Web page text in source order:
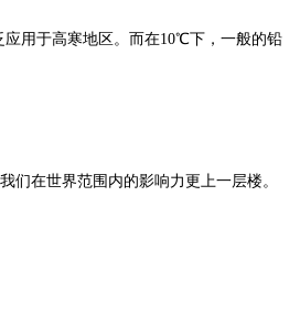
应用于高寒地区。而在10℃下，一般的铅
们在世界范围内的影响力更上一层楼。